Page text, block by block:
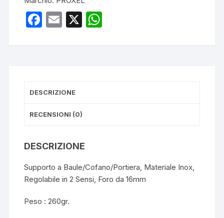
VEICOLARI
quantità
F
o
o
E
X
DESCRIZIONE
RECENSIONI (0)
DESCRIZIONE
Supporto a Baule/Cofano/Portiera, Materiale Inox,
Regolabile in 2 Sensi, Foro da 16mm
Peso : 260gr.